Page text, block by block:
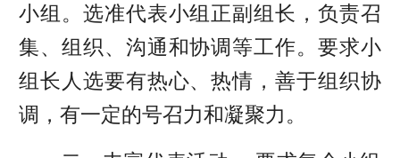
小组。选准代表小组正副组长，负责召
集、组织、沟通和协调等工作。要求小
组长人选要有热心、热情，善于组织协
调，有一定的号召力和凝聚力。